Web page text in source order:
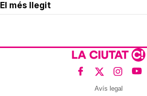
El més llegit
Avís legal